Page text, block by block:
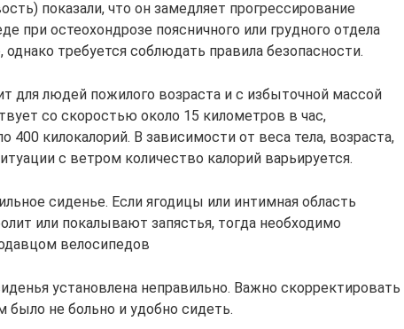
показали, что он замедляет прогрессирование
при остеохондрозе поясничного или грудного отдела
требуется соблюдать правила безопасности.
для людей пожилого возраста и с избыточной массой
со скоростью около 15 километров в час,
400 килокалорий. В зависимости от веса тела, возраста,
с ветром количество калорий варьируется.
сиденье. Если ягодицы или интимная область
или покалывают запястья, тогда необходимо
велосипедов
установлена ​​неправильно. Важно скорректировать
было не больно и удобно сидеть.